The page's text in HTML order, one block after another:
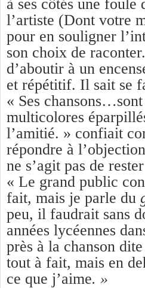
à ses côtés une foule
l’artiste (Dont votre
pour en souligner
son choix de
d’aboutir à un
et répétitif. Il sait se
« Ses
multicolores
l’amitié. » confiait
répondre à
ne s’agit pas de
« Le grand public
fait, mais je parle du
peu, il faudrait sans
années lycéennes
près à la chanson dite
tout à fait, mais en
ce que j’aime. »